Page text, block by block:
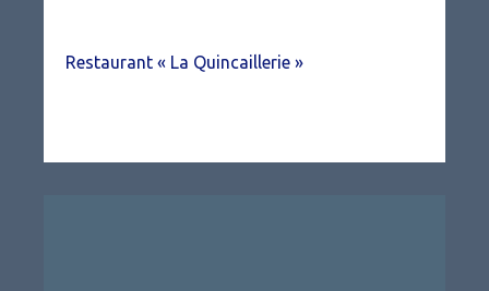
Restaurant « La Quincaillerie »